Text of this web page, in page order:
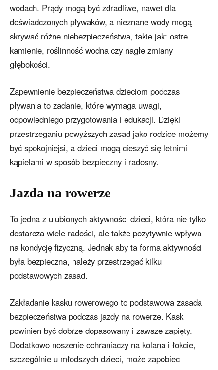
wodach. Prądy mogą być zdradliwe, nawet dla
doświadczonych pływaków, a nieznane wody mogą
skrywać różne niebezpieczeństwa, takie jak: ostre
kamienie, roślinność wodna czy nagłe zmiany
głębokości.
Zapewnienie bezpieczeństwa dzieciom podczas
pływania to zadanie, które wymaga uwagi,
odpowiedniego przygotowania i edukacji. Dzięki
przestrzeganiu powyższych zasad jako rodzice możemy
być spokojniejsi, a dzieci mogą cieszyć się letnimi
kąpielami w sposób bezpieczny i radosny.
Jazda na rowerze
To jedna z ulubionych aktywności dzieci, która nie tylko
dostarcza wiele radości, ale także pozytywnie wpływa
na kondycję fizyczną. Jednak aby ta forma aktywności
była bezpieczna, należy przestrzegać kilku
podstawowych zasad.
Zakładanie kasku rowerowego to podstawowa zasada
bezpieczeństwa podczas jazdy na rowerze. Kask
powinien być dobrze dopasowany i zawsze zapięty.
Dodatkowo noszenie ochraniaczy na kolana i łokcie,
szczególnie u młodszych dzieci, może zapobiec